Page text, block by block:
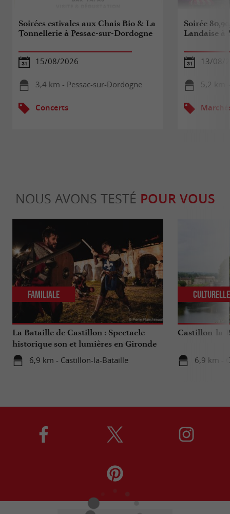
Soirées estivales aux Chais Bio & La
Tonnellerie à Pessac-sur-Dordogne
15/08/2026
3,4 km - Pessac-sur-Dordogne
Concerts
Soirée
Landaise
13/08/
5,2 km
NOUS AVONS TESTÉ POUR VOUS
La Bataille de Castillon : Spectacle
historique son et lumières en Gironde
6,9 km - Castillon-la-Bataille
Familiale
Castillon-la-
6,9 km -
Culturelle